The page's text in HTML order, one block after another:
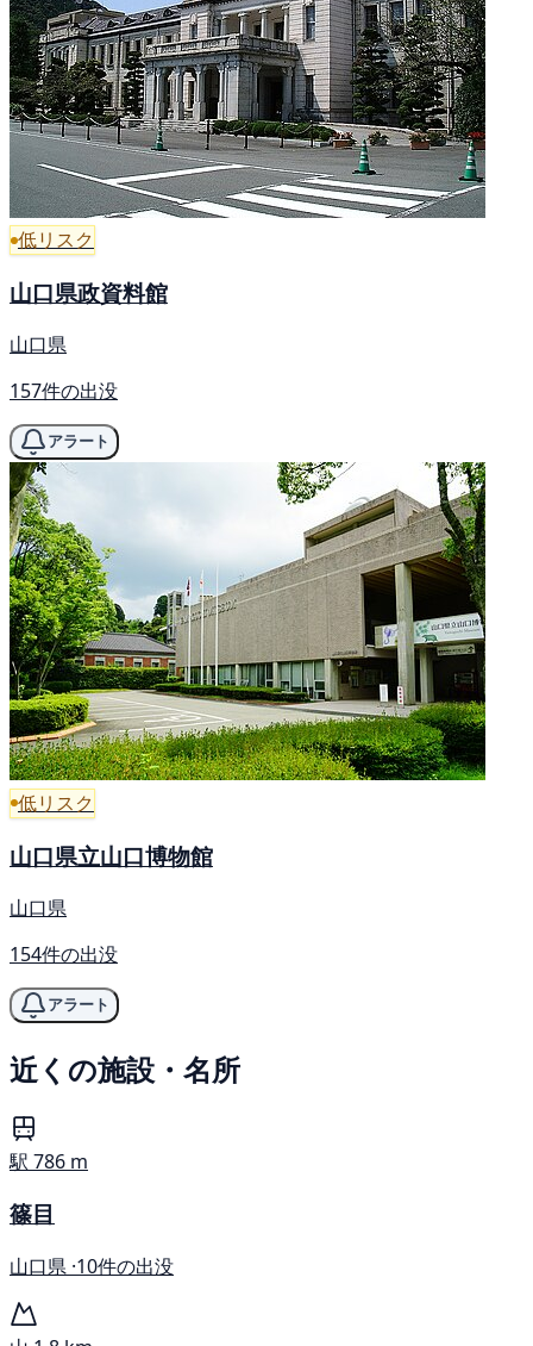
低リスク
山口県政資料館
山口県
157件の出没
アラート
低リスク
山口県立山口博物館
山口県
154件の出没
アラート
近くの施設・名所
駅 786 m
篠目
山口県 ·10件の出没